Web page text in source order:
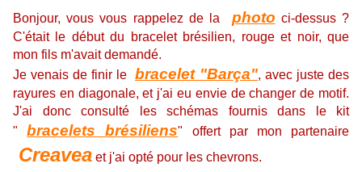
Bonjour, vous vous rappelez de la photo ci-dessus ?
C'était le début du bracelet brésilien, rouge et noir, que
mon fils m'avait demandé.
Je venais de finir le bracelet "Barça", avec juste des
rayures en diagonale, et j'ai eu envie de changer de motif.
J'ai donc consulté les schémas fournis dans le kit
"
bracelets brésiliens" offert par mon partenaire
Creavea et j'ai opté pour les chevrons.